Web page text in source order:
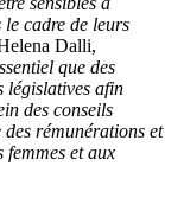
le cadre de leurs
Dalli,
que des
législatives afin
des conseils
rémunérations et
femmes et aux